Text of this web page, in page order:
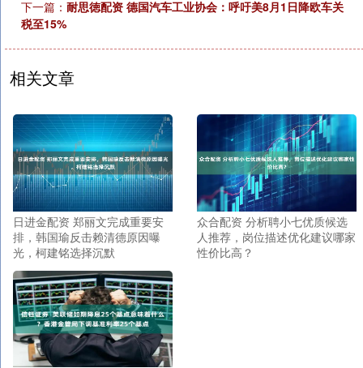
下一篇： 耐思徳配资 德国汽车工业协会：呼吁美8月1日降欧车关
税至15%
相关文章
日进金配资 郑丽文完成重要安
排，韩国瑜反击赖清德原因曝
光，柯建铭选择沉默
众合配资 分析聘小七优质候选
人推荐，岗位描述优化建议哪家
性价比高？